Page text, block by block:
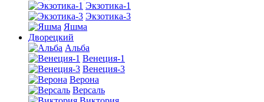
Экзотика-1
Экзотика-3
Яшма
Дворецкий
Альба
Венеция-1
Венеция-3
Верона
Версаль